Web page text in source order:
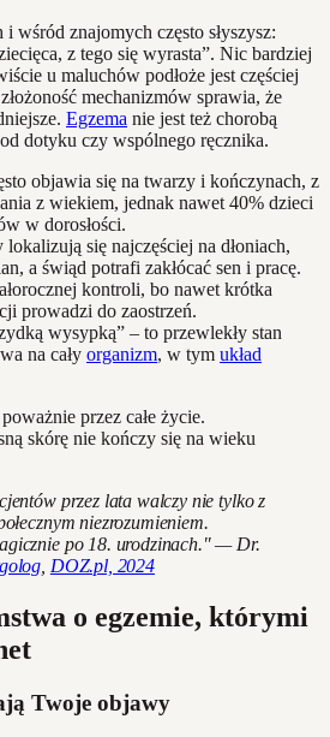
wśród znajomych często słyszysz:
z tego się wyrasta”. Nic bardziej
u maluchów podłoże jest częściej
mechanizmów sprawia, że
Egzema nie jest też chorobą
dotyku czy wspólnego ręcznika.
objawia się na twarzy i kończynach, z
z wiekiem, jednak nawet 40% dzieci
w dorosłości.
się najczęściej na dłoniach,
a świąd potrafi zakłócać sen i pracę.
kontroli, bo nawet krótka
prowadzi do zaostrzeń.
wysypką” – to przewlekły stan
na cały organizm, w tym układ
przez całe życie.
skórę nie kończy się na wieku
przez lata walczy nie tylko z
niezrozumieniem.
po 18. urodzinach." — Dr.
DOZ.pl, 2024
o egzemie, którymi
Twoje objawy